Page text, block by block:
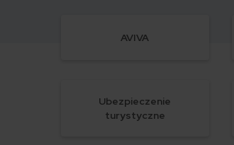
AVIVA
Ubezpieczenie
turystyczne